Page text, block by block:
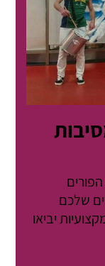
שלכם
יביאו